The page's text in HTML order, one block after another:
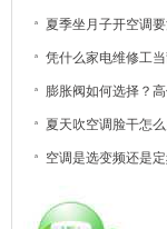
夏季坐月子开空调要
凭什么家电维修工当
膨胀阀如何选择？
夏天吹空调脸干怎么
空调是选变频还是